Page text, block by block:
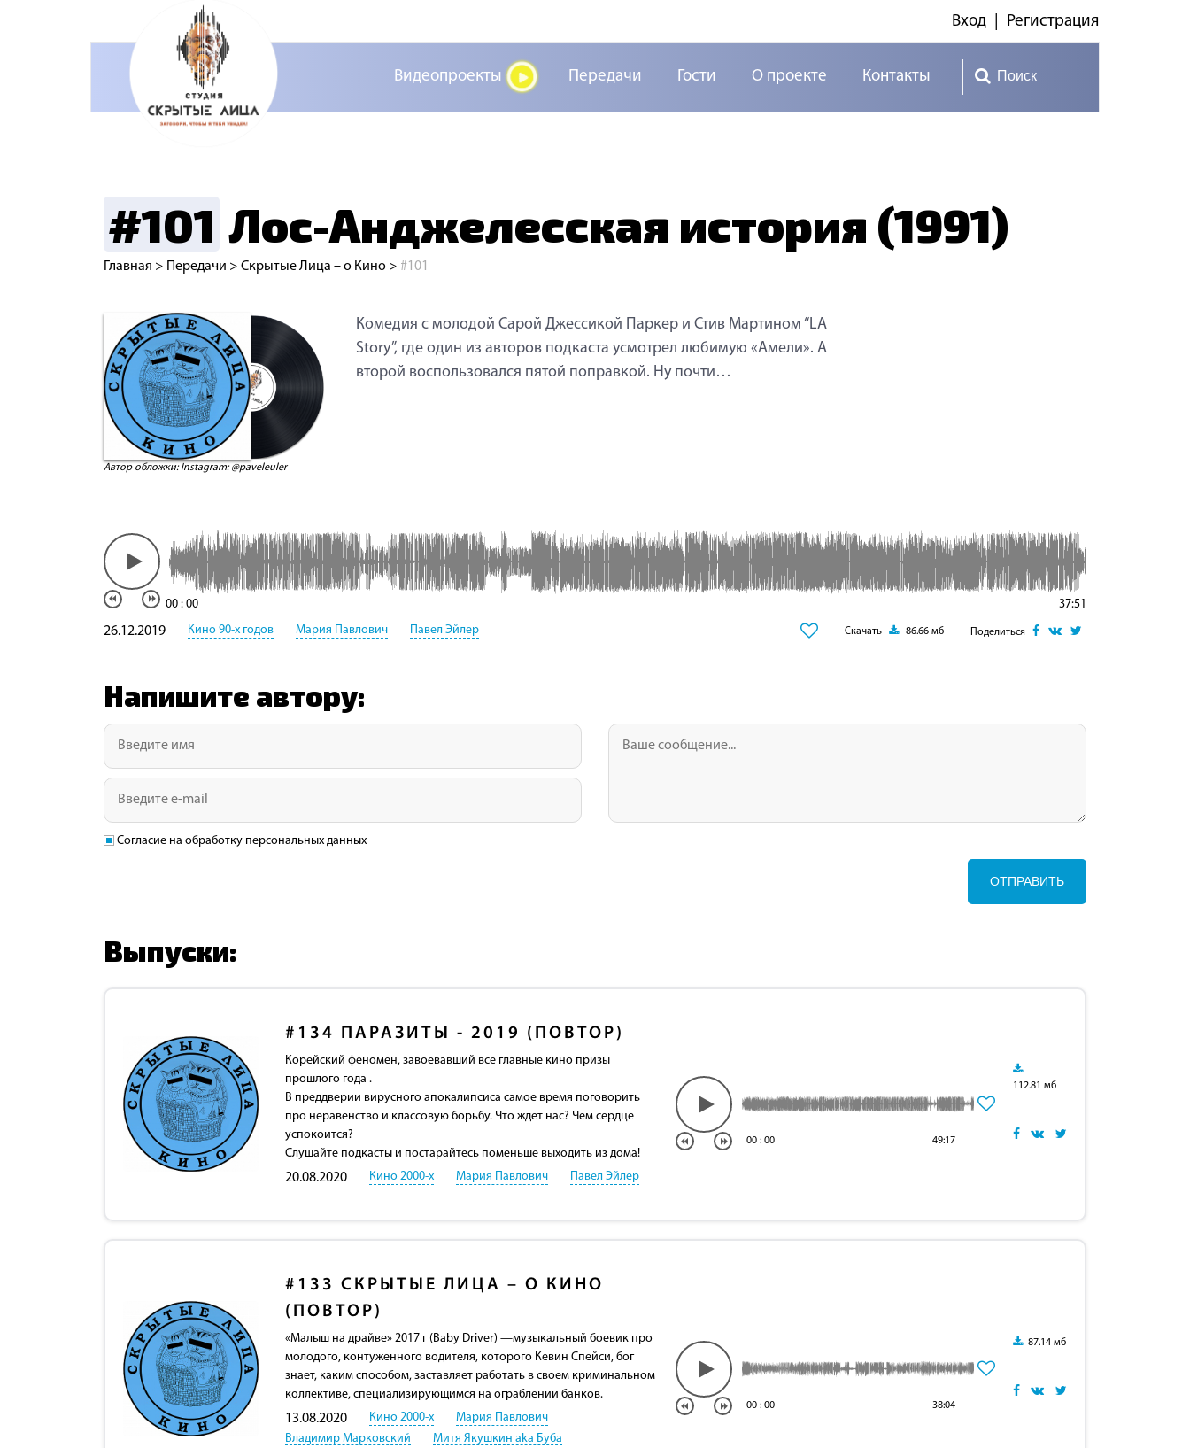
Видеопроекты Передачи Гости О проекте Контакты
Вход Регистрация
#101 Лос-Анджелесская история (1991)
Главная > Передачи > Скрытые Лица – о Кино > #101
Автор обложки: Instagram: @paveleuler
Комедия с молодой Сарой Джессикой Паркер и Стив Мартином “LA
Story”, где один из авторов подкаста усмотрел любимую «Амели». А
второй воспользовался пятой поправкой. Ну почти…
00 : 00 37:51
Скачать 86.66 мб Поделиться
26.12.2019 Кино 90-х годов Мария Павлович Павел Эйлер
Напишите автору:
Согласие на обработку персональных данных
ОТПРАВИТЬ
Выпуски:
#134 ПАРАЗИТЫ - 2019 (ПОВТОР)
Корейский феномен, завоевавший все главные кино призы
прошлого года .
В преддверии вирусного апокалипсиса самое время поговорить
про неравенство и классовую борьбу. Что ждет нас? Чем сердце
успокоится?
Слушайте подкасты и постарайтесь поменьше выходить из дома!
20.08.2020 Кино 2000-х Мария Павлович Павел Эйлер
00 : 00 49:17
112.81 мб
#133 СКРЫТЫЕ ЛИЦА – О КИНО
(ПОВТОР)
«Малыш на драйве» 2017 г (Baby Driver) —музыкальный боевик про
молодого, контуженного водителя, которого Кевин Спейси, бог
знает, каким способом, заставляет работать в своем криминальном
коллективе, специализирующимся на ограблении банков.
13.08.2020 Кино 2000-х
Мария Павлович
Владимир Марковский
Митя Якушкин aka Буба
00 : 00 38:04
87.14 мб